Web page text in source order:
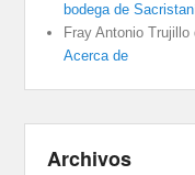
bodega de
Fray Antonio
Acerca de
Archivos